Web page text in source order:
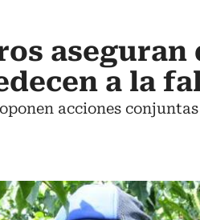
aseguran
a la
acciones